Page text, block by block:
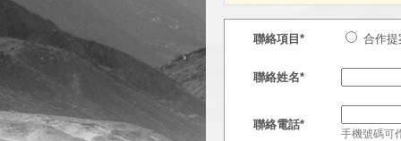
聯絡項目 * 合作
聯絡姓名*
聯絡電話*
手機號碼可